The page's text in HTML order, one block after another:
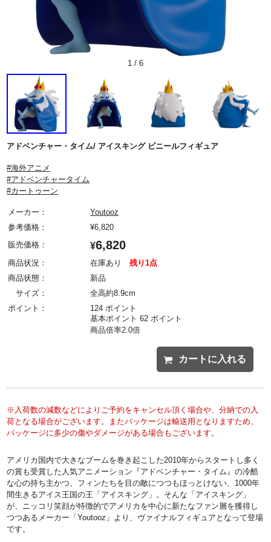
1 / 6
アドベンチャー・タイム/ アイスキング ビニールフィギュア
#海外アニメ
#アドベンチャータイム
#カートゥーン
メーカー：
Youtooz
参考価格：
¥6,820
販売価格：
¥6,820
商品状況： 在庫あり
残り1点
商品状態：
新品
サイズ：
全高約8.9cm
ポイント：
124 ポイント
基本ポイント 62 ポイント
商品倍率2.0倍
カートに入れる
※入荷数の減数などによりご予約をキャンセル頂く場合や、分納での入
荷となる場合がございます。またパッケージは輸送用となりますため、
パッケージに多少の傷やダメージがある場合もございます。
アメリカ国内で大きなブームを巻き起こした2010年からスタートし多く
の賞も受賞した人気アニメーション『アドベンチャー・タイム』の冷酷
な心の持ち主かつ、フィンたちを目の敵につつもほっとけない、1000年
間生きるアイス王国の王「アイスキング」。そんな「アイスキング」
が、ニッコリ笑顔が特徴的でアメリカを中心に新たなファン層を獲得し
つつあるメーカー「Youtooz」より、ヴァイナルフィギュアとなって登場
です。